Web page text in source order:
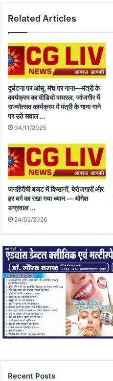
Related Articles
दुर्घटना पर आंसू, मंच पर गाना—मंत्री के
कार्यक्रम का वीडियो वायरल, जांजगीर में
राज्योत्सव कार्यक्रम में मंत्री के गाना गाने
पर उठे सवाल …
04/11/2025
जनहितैषी बजट में किसानों, बेरोजगारों और
हर वर्ग का रखा गया ध्यान — योगेश
अग्रवाल …
24/02/2026
Recent Posts